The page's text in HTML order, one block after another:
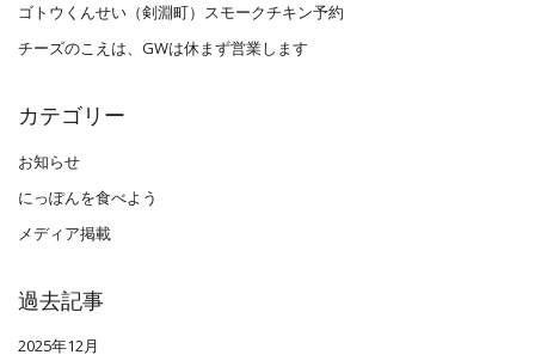
ゴトウくんせい（剣淵町）スモークチキン予約
チーズのこえは、GWは休まず営業します
カテゴリー
お知らせ
にっぽんを食べよう
メディア掲載
過去記事
2025年12月